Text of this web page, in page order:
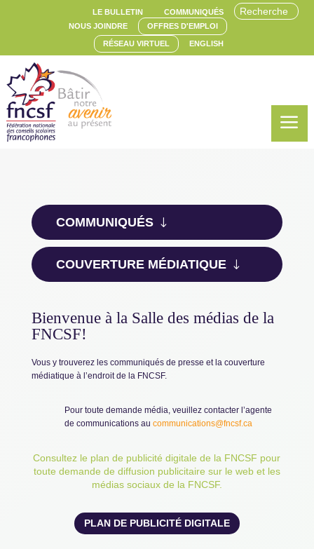
LE BULLETIN
COMMUNIQUÉS
NOUS JOINDRE
OFFRES D'EMPLOI
RÉSEAU VIRTUEL ENGLISH
a
COMMUNIQUÉS
COUVERTURE MÉDIATIQUE
Bienvenue à la Salle des médias de la
FNCSF!
Vous y trouverez les communiqués de presse et la couverture
médiatique à l’endroit de la FNCSF.
Pour toute demande média, veuillez contacter l’agente
de communications au communications@fncsf.ca
Consultez le plan de publicité digitale de la FNCSF pour
toute demande de diffusion publicitaire sur le web et les
médias sociaux de la FNCSF.
PLAN DE PUBLICITÉ DIGITALE